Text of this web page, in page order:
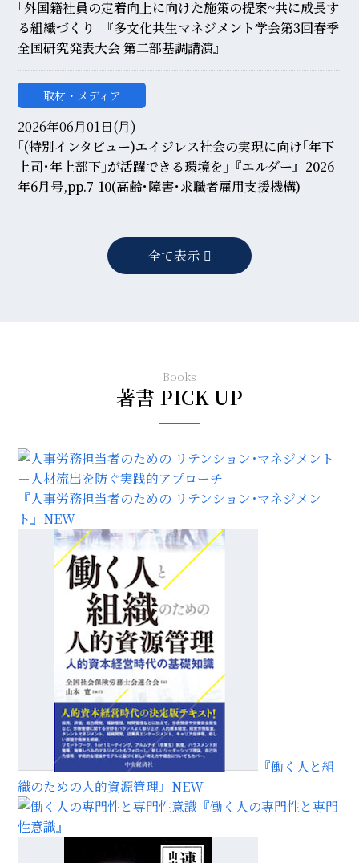
｢外国籍社員の定着向上に向けた施策の提案~共に成長す
る組織づくり｣『多文化共生マネジメント学会第3回春季
全国研究発表大会 第二部基調講演』
取材・メディア
2026年06月01日(月)
｢(特別インタビュー)エイジレス社会の実現に向け｢年下
上司･年上部下｣が活躍できる環境を｣『エルダー』2026
年6月号,pp.7-10(高齢･障害･求職者雇用支援機構)
全て表示
Books
著書 PICK UP
『人事労務担当者のための リテンション･マネジメン
ト』 NEW
『働く人と組
織のための人的資源管理』 NEW
『働く人の専門性と専門
性意識』